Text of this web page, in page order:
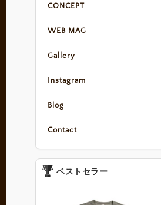
CONCEPT
WEB MAG
Gallery
Instagram
Blog
Contact
ベストセラー